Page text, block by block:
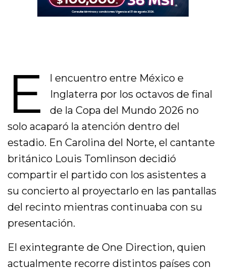
E
l encuentro entre México e
Inglaterra por los octavos de final
de la Copa del Mundo 2026 no
solo acaparó la atención dentro del
estadio. En Carolina del Norte, el cantante
británico Louis Tomlinson decidió
compartir el partido con los asistentes a
su concierto al proyectarlo en las pantallas
del recinto mientras continuaba con su
presentación.
El exintegrante de One Direction, quien
actualmente recorre distintos países con